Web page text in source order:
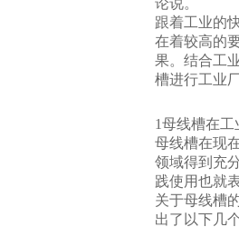
论说。
跟着工业的
在着较高的
果。结合工
槽进行工业
1母线槽在
母线槽在现
领域得到充
践使用也就
关于母线槽
出了以下几